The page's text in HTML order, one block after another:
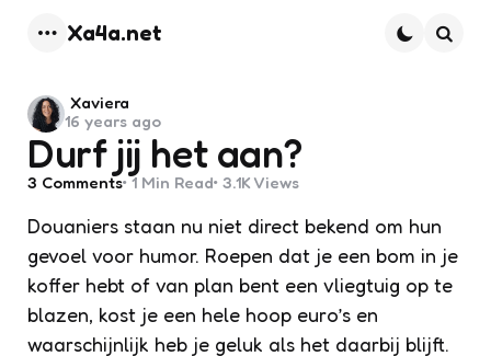
Xa4a.net
Durf jij het aan?
Posted
by
Xaviera
16 years ago
3 Comments 1 Min Read 3.1K Views
Douaniers staan nu niet direct bekend om hun
gevoel voor humor. Roepen dat je een bom in je
koffer hebt of van plan bent een vliegtuig op te
blazen, kost je een hele hoop euro’s en
waarschijnlijk heb je geluk als het daarbij blijft.